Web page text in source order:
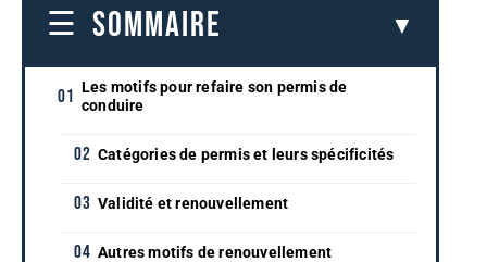
SOMMAIRE
Les motifs pour refaire son permis de
conduire
Catégories de permis et leurs spécificités
Validité et renouvellement
Autres motifs de renouvellement